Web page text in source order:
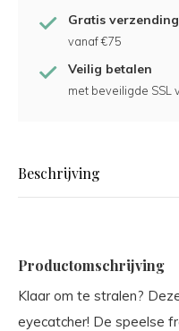
Gratis verzending
vanaf €75
Veilig betalen
met beveiligde SSL
Beschrijving
Productomschrijving
Klaar om te stralen?
eyecatcher! De speelse